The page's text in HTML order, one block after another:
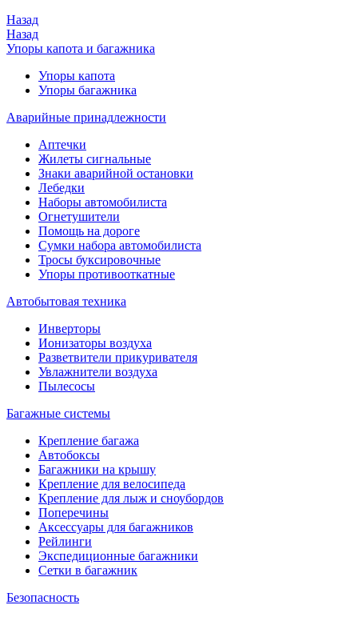
Назад
Назад
Упоры капота и багажника
Упоры капота
Упоры багажника
Аварийные принадлежности
Аптечки
Жилеты сигнальные
Знаки аварийной остановки
Лебедки
Наборы автомобилиста
Огнетушители
Помощь на дороге
Сумки набора автомобилиста
Тросы буксировочные
Упоры противооткатные
Автобытовая техника
Инверторы
Ионизаторы воздуха
Разветвители прикуривателя
Увлажнители воздуха
Пылесосы
Багажные системы
Крепление багажа
Автобоксы
Багажники на крышу
Крепление для велосипеда
Крепление для лыж и сноубордов
Поперечины
Аксессуары для багажников
Рейлинги
Экспедиционные багажники
Сетки в багажник
Безопасность